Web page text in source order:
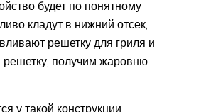
будет по понятному
кладут в нижний отсек,
решетку для гриля и
решетку, получим жаровню
у такой конструкции